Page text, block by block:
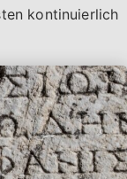
kontinuierlich